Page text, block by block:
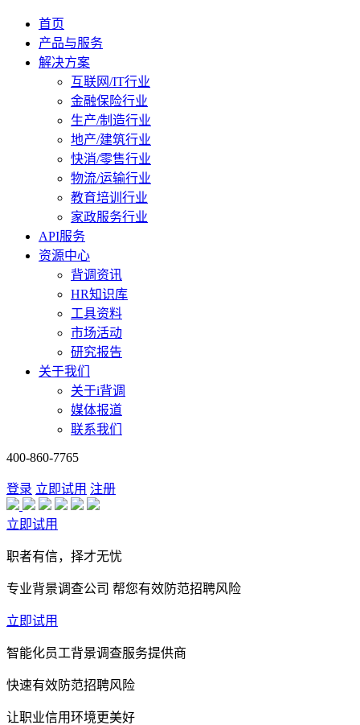
首页
产品与服务
解决方案
互联网/IT行业
金融保险行业
生产/制造行业
地产/建筑行业
快消/零售行业
物流/运输行业
教育培训行业
家政服务行业
API服务
资源中心
背调资讯
HR知识库
工具资料
市场活动
研究报告
关于我们
关于i背调
媒体报道
联系我们
400-860-7765
登录 立即试用 注册
立即试用
职者有信，择才无忧
专业背景调查公司 帮您有效防范招聘风险
立即试用
智能化员工背景调查服务提供商
快速有效防范招聘风险
让职业信用环境更美好